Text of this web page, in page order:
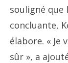
souligné que
concluante,
élabore. « Je
sûr », a